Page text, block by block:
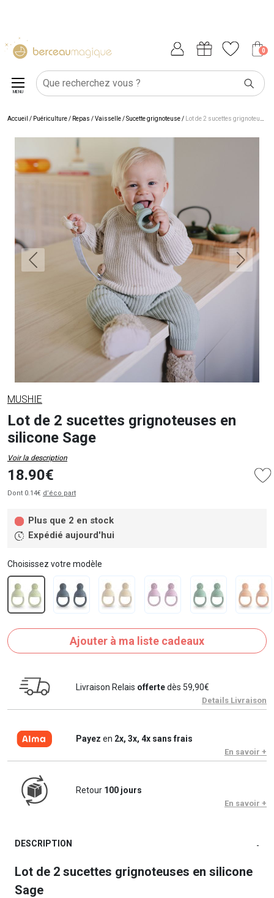
0
MENU
Accueil / Puériculture/ Repas /Vaisselle/Sucette grignoteuse/ Lot de 2 sucettes grignoteuses en silicone Sage
MUSHIE
Lot de 2 sucettes grignoteuses en
silicone Sage
Voir la description
18.90€
Dont 0.14€ d’éco part
Plus que 2 en stock
Expédié aujourd'hui
Choisissez votre modèle
Ajouter à ma liste cadeaux
Livraison Relais offertedès 59,90€
Details Livraison
Payez en 2x, 3x, 4x sans frais
En savoir +
Retour 100 jours
En savoir +
DESCRIPTION -
Lot de 2 sucettes grignoteuses en silicone
Sage